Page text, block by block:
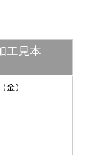
工見本
）